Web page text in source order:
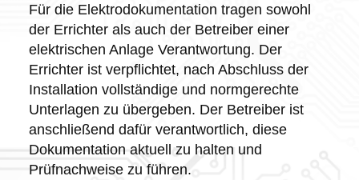
Für die Elektrodokumentation tragen sowohl
der Errichter als auch der Betreiber einer
elektrischen Anlage Verantwortung. Der
Errichter ist verpflichtet, nach Abschluss der
Installation vollständige und normgerechte
Unterlagen zu übergeben. Der Betreiber ist
anschließend dafür verantwortlich, diese
Dokumentation aktuell zu halten und
Prüfnachweise zu führen.